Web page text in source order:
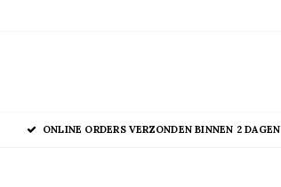
ONLINE ORDERS VERZONDEN BINNEN 2 DAGEN